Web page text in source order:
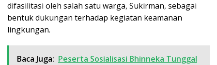
difasilitasi oleh salah satu warga, Sukirman, sebagai
bentuk dukungan terhadap kegiatan keamanan
lingkungan.
Baca Juga: Peserta Sosialisasi Bhinneka Tunggal